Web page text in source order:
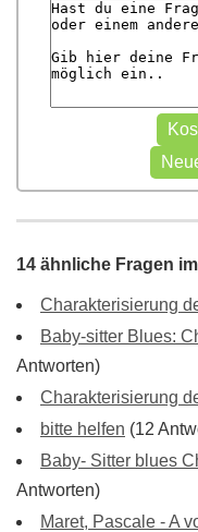
14 ähnliche Fragen
Charakterisierung
Baby-sitter Blues:
Antworten)
Charakterisierung
bitte helfen (12
Baby- Sitter blues
Antworten)
Maret, Pascale - A